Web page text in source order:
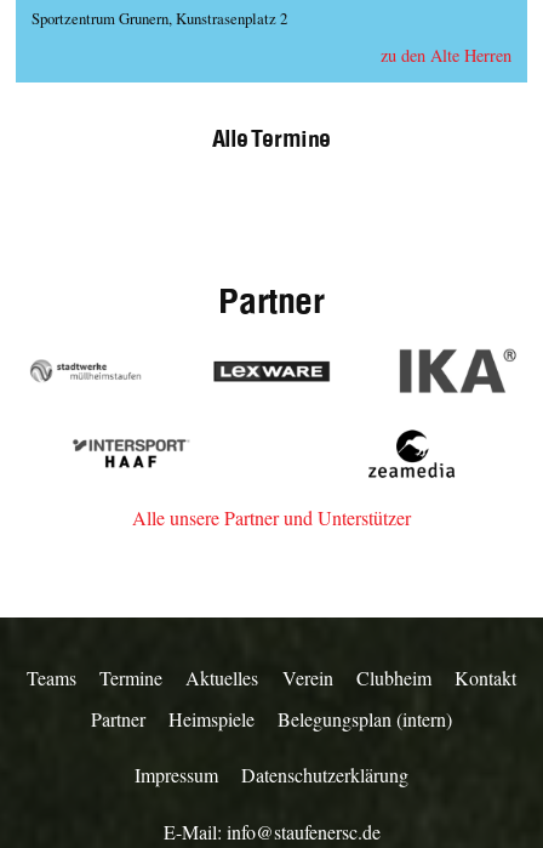
Sportzentrum Grunern, Kunstrasenplatz 2
zu den Alte Herren
Alle Termine
Partner
Müllheim-
IKA
Intersport
Haaf
zeamedia,
Werbeagentur
Staufen
Alle unsere Partner und Unterstützer
Teams Termine Aktuelles Verein Clubheim
Kontakt
Partner
Heimspiele Belegungsplan (intern)
Impressum Datenschutzerklärung
E-Mail: info@staufenersc.de